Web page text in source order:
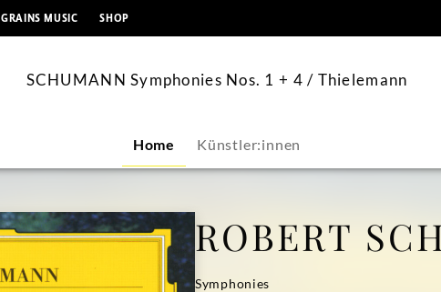
GRAINS MUSIC SHOP
SCHUMANN Symphonies Nos. 1 + 4 / Thielemann
Home Künstler:innen
ROBERT
Symphonies